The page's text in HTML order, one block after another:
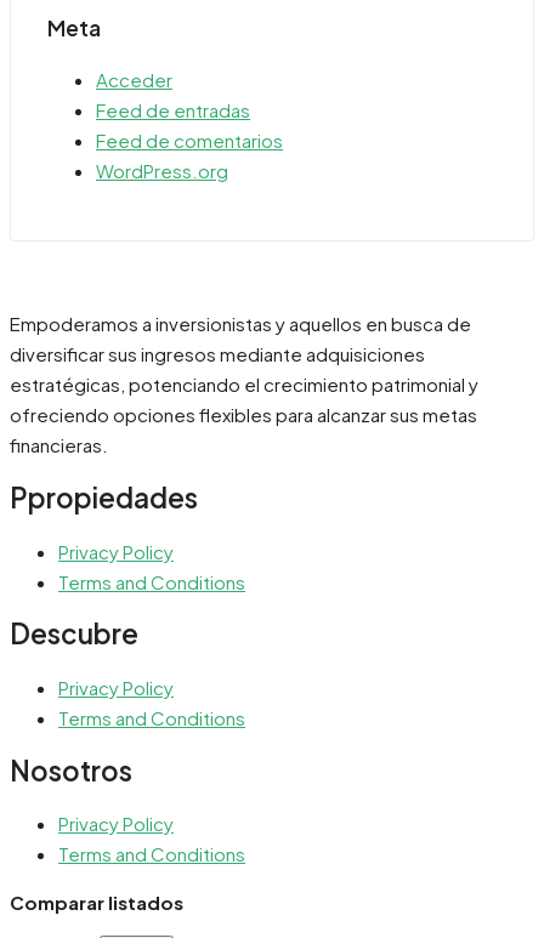
Meta
Acceder
Feed de entradas
Feed de comentarios
WordPress.org
Empoderamos a inversionistas y aquellos en busca de
diversificar sus ingresos mediante adquisiciones
estratégicas, potenciando el crecimiento patrimonial y
ofreciendo opciones flexibles para alcanzar sus metas
financieras.
Ppropiedades
Privacy Policy
Terms and Conditions
Descubre
Privacy Policy
Terms and Conditions
Nosotros
Privacy Policy
Terms and Conditions
Comparar listados